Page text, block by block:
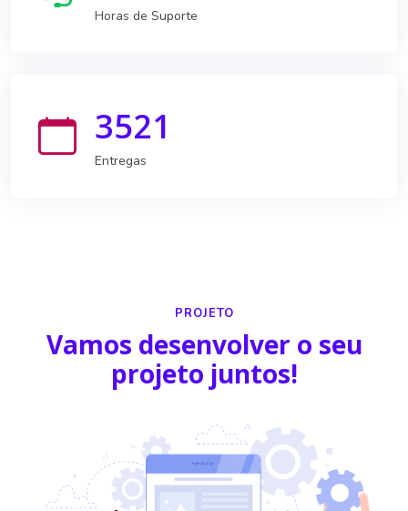
Horas de Suporte
3521
Entregas
PROJETO
Vamos desenvolver o seu
projeto juntos!